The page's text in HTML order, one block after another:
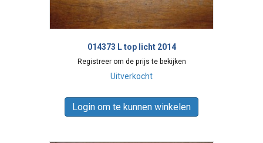
014373 L top licht 2014
Registreer om de prijs te bekijken
Uitverkocht
Login om te kunnen winkelen